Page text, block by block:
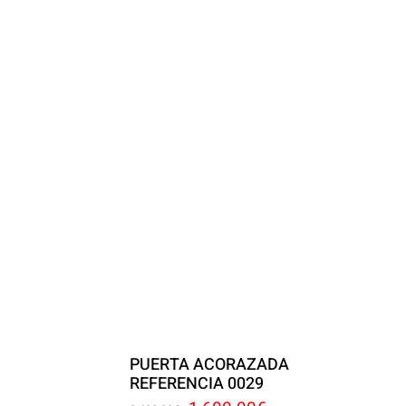
PUERTA ACORAZADA
REFERENCIA 0029